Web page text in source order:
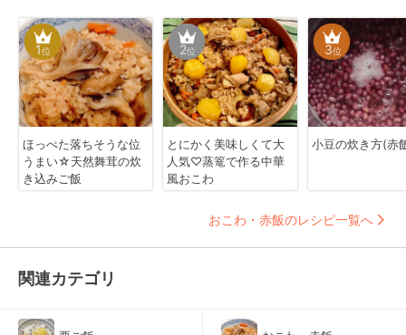
1位
ほっぺた落ちそうな位
うまい☆天然舞茸の炊
き込みご飯
2位
とにかく美味しくて大
人気♡蒸篭で作る中華
風おこわ
3位
小豆の炊き方(赤
おこわ・赤飯のレシピ一覧へ
関連カテゴリ